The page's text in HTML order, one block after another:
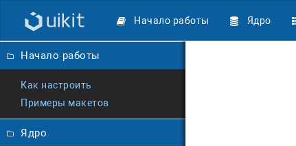
Начало работы Ядро
Начало работы
Как настроить
Примеры макетов
Ядро